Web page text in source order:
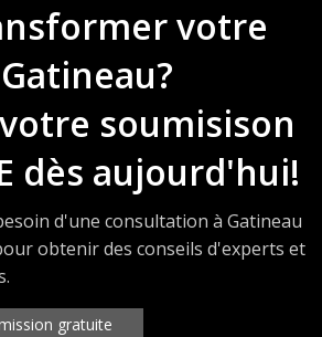
votre
soumisison
dès aujourd'hui!
d'une consultation à Gatineau
obtenir des conseils d'experts et
gratuite